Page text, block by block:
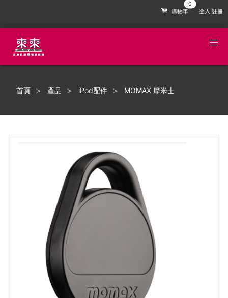
購物車 登入|註冊
首頁 產品 iPod配件 MOMAX 摩米士